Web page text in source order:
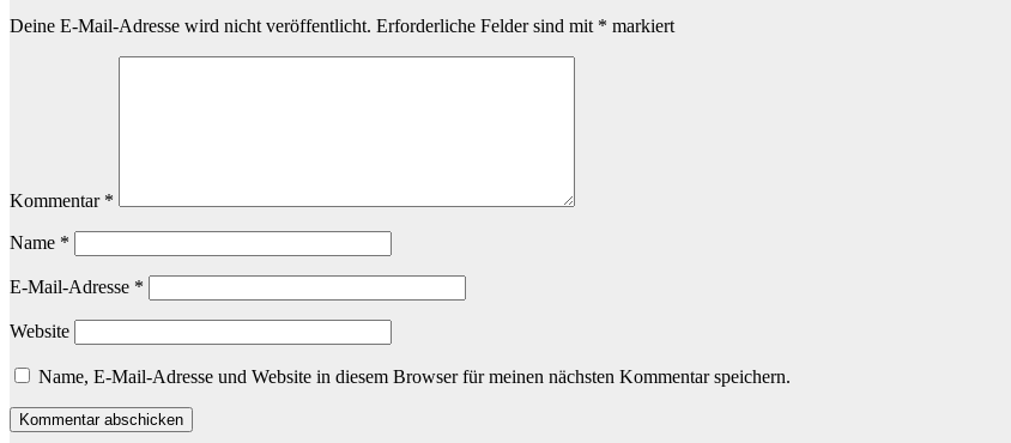
Deine E-Mail-Adresse wird nicht veröffentlicht. Erforderliche Felder sind mit * markiert
Kommentar *
Name *
E-Mail-Adresse *
Website
Name, E-Mail-Adresse und Website in diesem Browser für meinen nächsten Kommentar speichern.